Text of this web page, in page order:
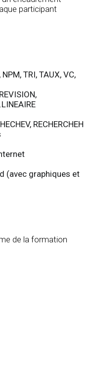
participant
TRI, TAUX, VC,
RECHERCHEH
avec Internet
(avec graphiques et
de la formation